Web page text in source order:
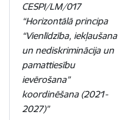
CESPI/LM/017
“Horizontālā principa
“Vienlīdzība, iekļaušana
un nediskriminācija un
pamattiesību
ievērošana”
koordinēšana (2021-
2027)”